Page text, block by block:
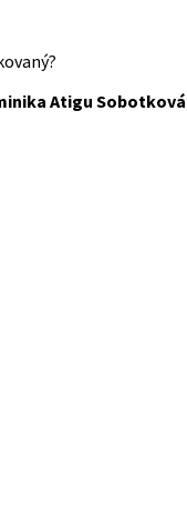
Atigu Sobotková